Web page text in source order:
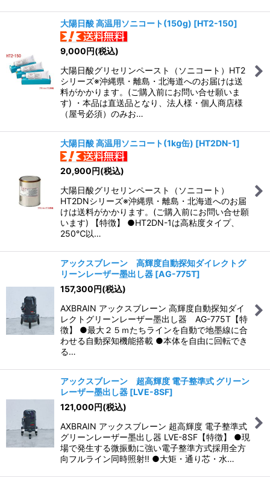
大陽日酸 高温用ソニコート(150g) [HT2-150]
9,000円(税込)
大陽日酸グリセリンペースト（ソニコート）HT2
シリーズ※沖縄県・離島・北海道へのお届けは送
料がかかります。(ご購入前にお問い合せ願いま
す) ・本品は直送品となり、法人様・個人商店様
（屋号必須）のみお…
大陽日酸 高温用ソニコート(1kg缶) [HT2DN-1]
20,900円(税込)
大陽日酸グリセリンペースト（ソニコート）
HT2DNシリーズ※沖縄県・離島・北海道へのお届
けは送料がかかります。(ご購入前にお問い合せ願
います) 【特徴】 ●HT2DN-1は高粘度タイプ、
250℃以…
アックスブレーン 高輝度自動探知ダイレクトグ
リーンレーザー墨出し器 [AG-775T]
157,300円(税込)
AXBRAIN アックスブレーン 高輝度自動探知ダイ
レクトグリーンレーザー墨出し器 AG-775T【特
徴】 ●最大２５ｍたちラインを自動で地墨線に合
わせる自動探知機能搭載 ●本体を自由に回転でき
る…
アックスブレーン 超高輝度 電子整準式 グリーン
レーザー墨出し器 [LVE-8SF]
121,000円(税込)
AXBRAIN アックスブレーン 超高輝度 電子整準式
グリーンレーザー墨出し器 LVE-8SF【特徴】 ●現
場で発生する微振動に強い電子整準方式採用全方
向フルライン同時照射‼ ●大矩・通り芯・水…